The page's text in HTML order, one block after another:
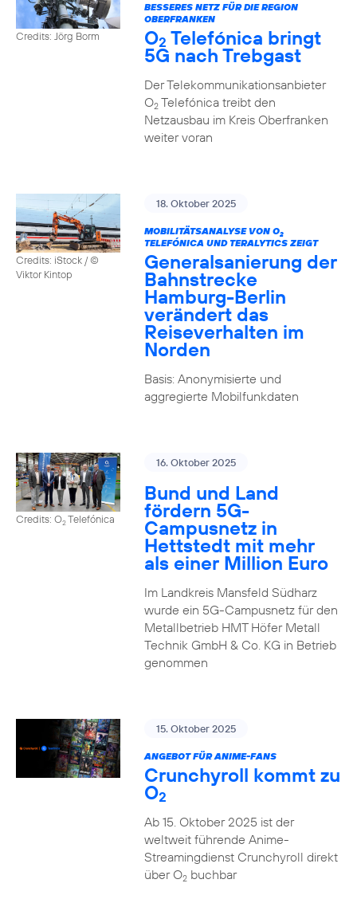
Credits: Jörg Borm
BESSERES NETZ FÜR DIE REGION
OBERFRANKEN
O2 Telefónica bringt
5G nach Trebgast
Der Telekommunikationsanbieter
O2Telefónica treibt den
Netzausbau im Kreis Oberfranken
weiter voran
Credits: iStock / ©
Viktor Kintop
18. Oktober 2025
MOBILITÄTSANALYSE VON O2
TELEFÓNICA UND TERALYTICS ZEIGT
Generalsanierung der
Bahnstrecke
Hamburg-Berlin
verändert das
Reiseverhalten im
Norden
Basis: Anonymisierte und
aggregierte Mobilfunkdaten
Credits: O2Telefónica
16. Oktober 2025
Bund und Land
fördern 5G-
Campusnetz in
Hettstedt mit mehr
als einer Million Euro
Im Landkreis Mansfeld Südharz
wurde ein 5G-Campusnetz für den
Metallbetrieb HMT Höfer Metall
Technik GmbH & Co. KG in Betrieb
genommen
15. Oktober 2025
ANGEBOT FÜR ANIME-FANS
Crunchyroll kommt zu
O2
Ab 15. Oktober 2025 ist der
weltweit führende Anime-
Streamingdienst Crunchyroll direkt
über O2buchbar